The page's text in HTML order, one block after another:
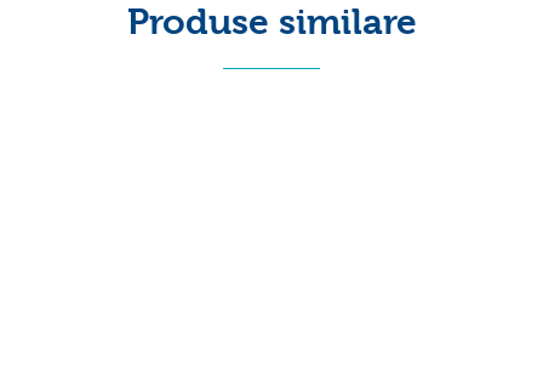
Produse similare